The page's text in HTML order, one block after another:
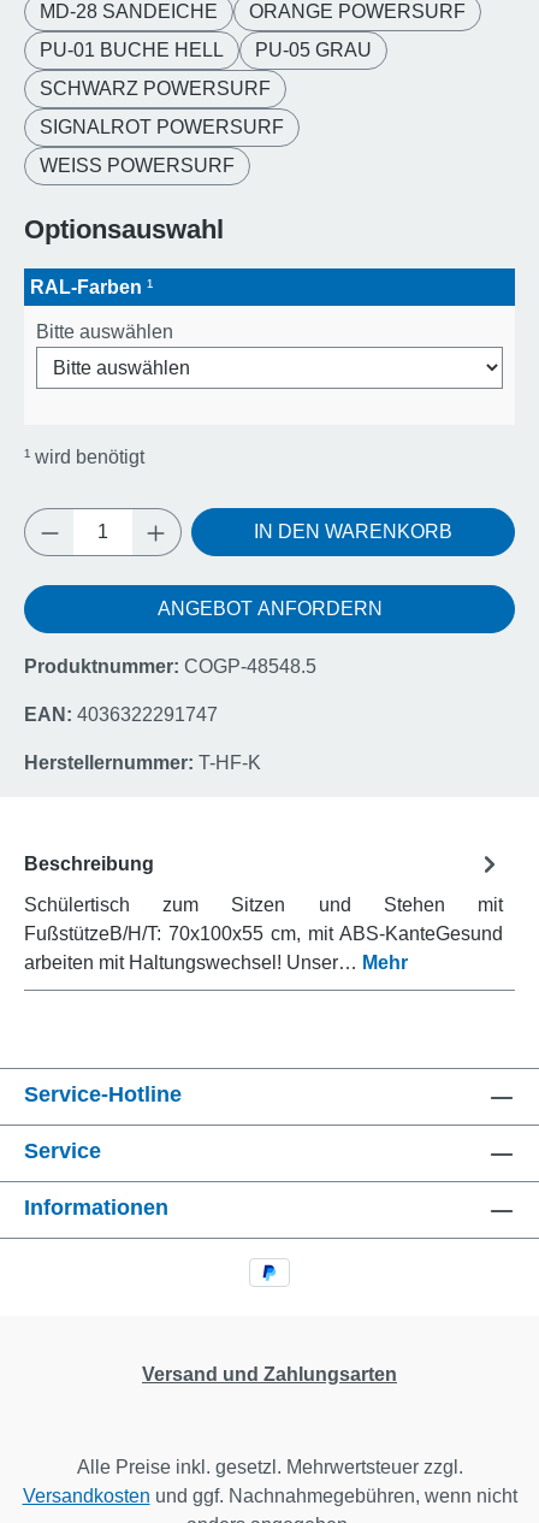
MD-28 SANDEICHE
ORANGE POWERSURF
PU-01 BUCHE HELL
PU-05 GRAU
SCHWARZ POWERSURF
SIGNALROT POWERSURF
WEISS POWERSURF
Optionsauswahl
RAL-Farben ¹
Bitte auswählen
¹ wird benötigt
Produkt Anzahl: Gib den gewünschten
IN DEN WARENKORB
ANGEBOT ANFORDERN
Produktnummer: COGP-48548.5
EAN: 4036322291747
Herstellernummer: T-HF-K
Beschreibung
Schülertisch zum Sitzen und Stehen mit
FußstützeB/H/T: 70x100x55 cm, mit ABS-KanteGesund
arbeiten mit Haltungswechsel! Unser… Mehr
Service-Hotline
Service
Informationen
Versand und Zahlungsarten
Alle Preise inkl. gesetzl. Mehrwertsteuer zzgl.
Versandkosten und ggf. Nachnahmegebühren, wenn nicht